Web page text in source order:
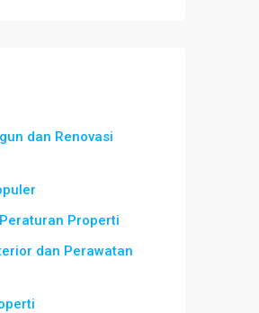
dan Renovasi
Properti
dan Perawatan